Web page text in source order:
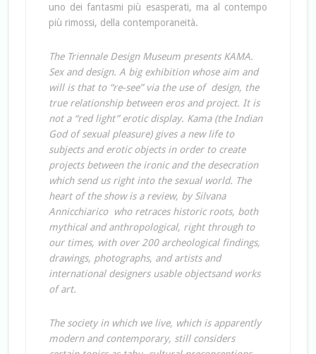
uno dei fantasmi più esasperati, ma al contempo
più rimossi, della contemporaneità.
The Triennale Design Museum presents KAMA.
Sex and design. A big exhibition whose aim and
will is that to “re-see” via the use of design, the
true relationship between eros and project. It is
not a “red light” erotic display. Kama (the Indian
God of sexual pleasure) gives a new life to
subjects and erotic objects in order to create
projects between the ironic and the desecration
which send us right into the sexual world. The
heart of the show is a review, by Silvana
Annicchiarico who retraces historic roots, both
mythical and anthropological, right through to
our times, with over 200 archeological findings,
drawings, photographs, and artists and
international designers usable objectsand works
of art.
The society in which we live, which is apparently
modern and contemporary, still considers